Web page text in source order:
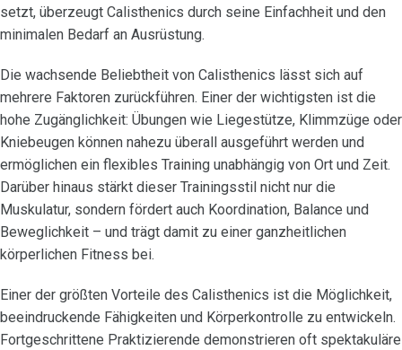
setzt, überzeugt Calisthenics durch seine Einfachheit und den
minimalen Bedarf an Ausrüstung.
Die wachsende Beliebtheit von Calisthenics lässt sich auf
mehrere Faktoren zurückführen. Einer der wichtigsten ist die
hohe Zugänglichkeit: Übungen wie Liegestütze, Klimmzüge oder
Kniebeugen können nahezu überall ausgeführt werden und
ermöglichen ein flexibles Training unabhängig von Ort und Zeit.
Darüber hinaus stärkt dieser Trainingsstil nicht nur die
Muskulatur, sondern fördert auch Koordination, Balance und
Beweglichkeit – und trägt damit zu einer ganzheitlichen
körperlichen Fitness bei.
Einer der größten Vorteile des Calisthenics ist die Möglichkeit,
beeindruckende Fähigkeiten und Körperkontrolle zu entwickeln.
Fortgeschrittene Praktizierende demonstrieren oft spektakuläre